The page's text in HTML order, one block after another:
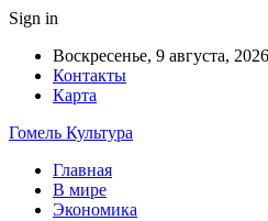
Sign in
Воскресенье, 9 августа, 2026
Контакты
Карта
Гомель Культура
Главная
В мире
Экономика